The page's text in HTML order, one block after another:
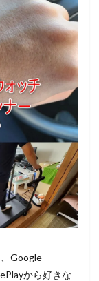
Google
から好きな